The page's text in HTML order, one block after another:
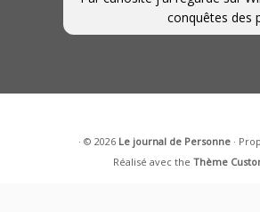
conquêtes des
· © 2026 Le journal de Personne·
Réalisé avec theThème